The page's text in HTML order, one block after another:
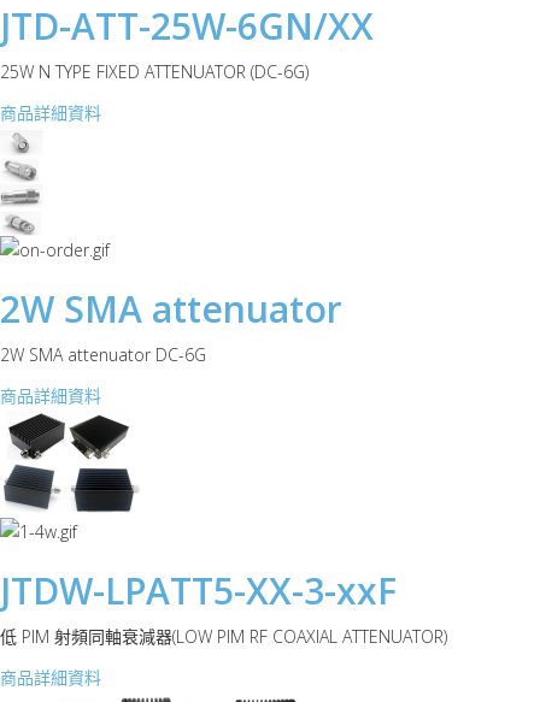
JTD-ATT-25W-6GN/XX
25W N TYPE FIXED ATTENUATOR (DC-6G)
商品詳細資料
2W SMA attenuator
2W SMA attenuator DC-6G
商品詳細資料
JTDW-LPATT5-XX-3-xxF
低 PIM 射頻同軸衰減器(LOW PIM RF COAXIAL ATTENUATOR)
商品詳細資料